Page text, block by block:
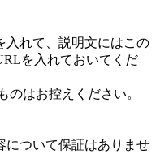
入れて、説明文にはこの
を入れておいてくだ
はお控えください。
について保証はありませ